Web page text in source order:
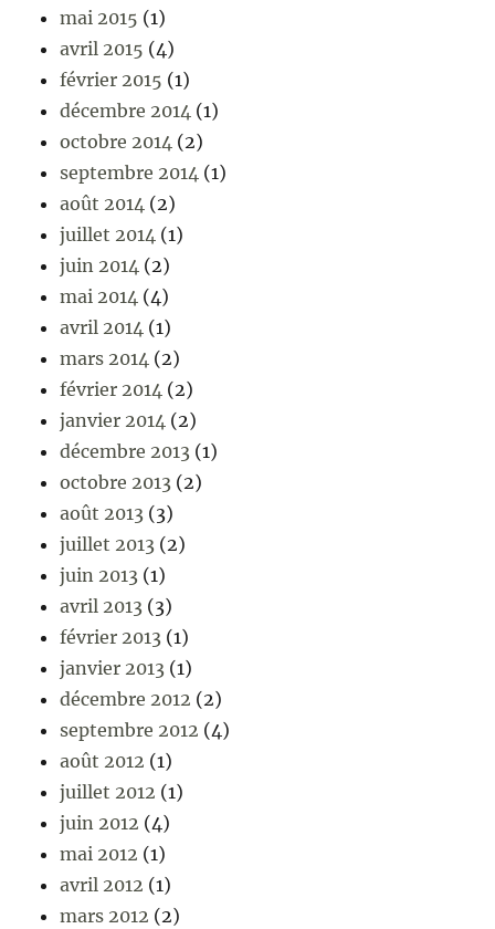
mai 2015 (1)
avril 2015 (4)
février 2015 (1)
décembre 2014 (1)
octobre 2014 (2)
septembre 2014 (1)
août 2014 (2)
juillet 2014 (1)
juin 2014 (2)
mai 2014 (4)
avril 2014 (1)
mars 2014 (2)
février 2014 (2)
janvier 2014 (2)
décembre 2013 (1)
octobre 2013 (2)
août 2013 (3)
juillet 2013 (2)
juin 2013 (1)
avril 2013 (3)
février 2013 (1)
janvier 2013 (1)
décembre 2012 (2)
septembre 2012 (4)
août 2012 (1)
juillet 2012 (1)
juin 2012 (4)
mai 2012 (1)
avril 2012 (1)
mars 2012 (2)